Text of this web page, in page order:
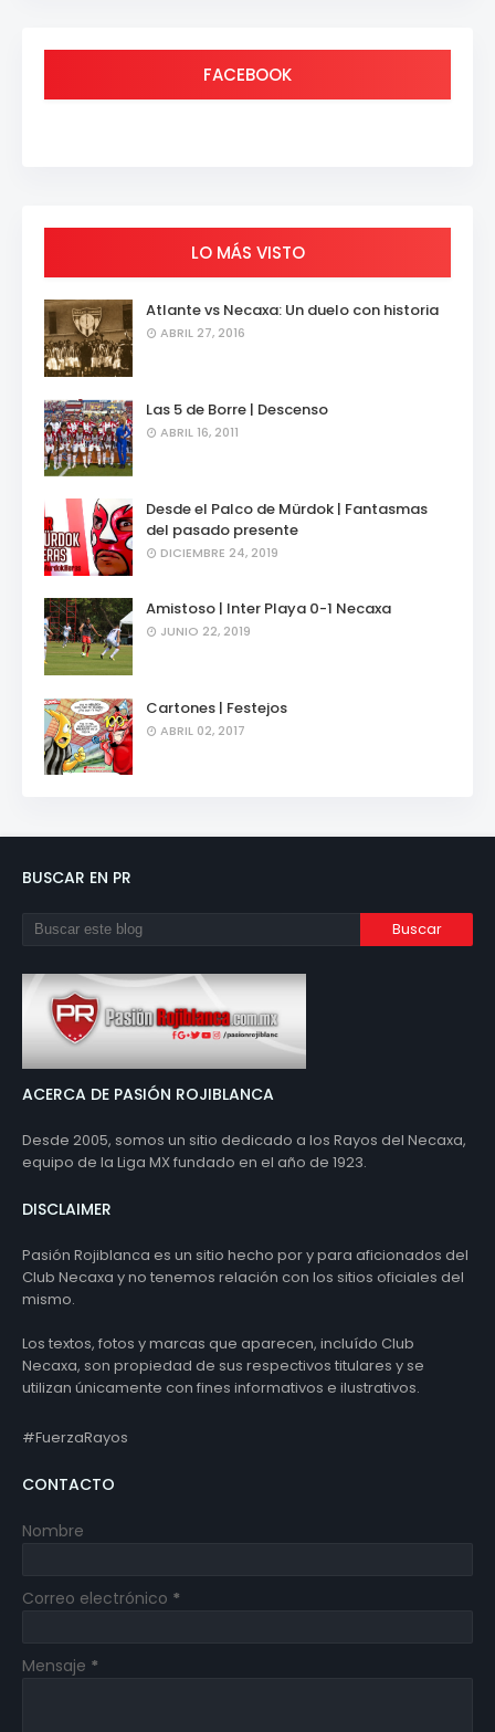
FACEBOOK
LO MÁS VISTO
Atlante vs Necaxa: Un duelo con historia
ABRIL 27, 2016
Las 5 de Borre | Descenso
ABRIL 16, 2011
Desde el Palco de Mürdok | Fantasmas
del pasado presente
DICIEMBRE 24, 2019
Amistoso | Inter Playa 0-1 Necaxa
JUNIO 22, 2019
Cartones | Festejos
ABRIL 02, 2017
BUSCAR EN PR
ACERCA DE PASIÓN ROJIBLANCA
Desde 2005, somos un sitio dedicado a los Rayos del Necaxa,
equipo de la Liga MX fundado en el año de 1923.
DISCLAIMER
Pasión Rojiblanca es un sitio hecho por y para aficionados del
Club Necaxa y no tenemos relación con los sitios oficiales del
mismo.
Los textos, fotos y marcas que aparecen, incluído Club
Necaxa, son propiedad de sus respectivos titulares y se
utilizan únicamente con fines informativos e ilustrativos.
#FuerzaRayos
CONTACTO
Nombre
Correo electrónico *
Mensaje *